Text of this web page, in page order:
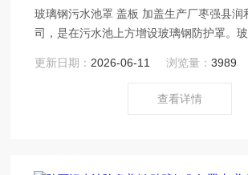
玻璃钢污水池罩 盖板 加盖生产厂枣强县润
司，是在污水池上方增设玻璃钢防护罩。玻
更新日期： 2026-06-11 浏览量：3989
查看详情